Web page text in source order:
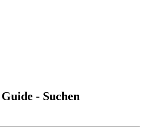
- Suchen